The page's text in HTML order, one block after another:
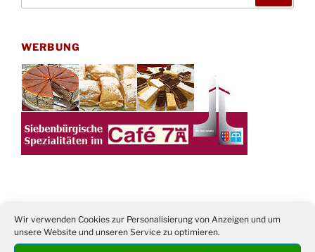
Wir verwenden Cookies zur Personalisierung von Anzeigen und um
unsere Website und unseren Service zu optimieren.
WERBUNG
TERMINE
21. bis Sommerfreizeit der Ev. Jugend in Berlin für